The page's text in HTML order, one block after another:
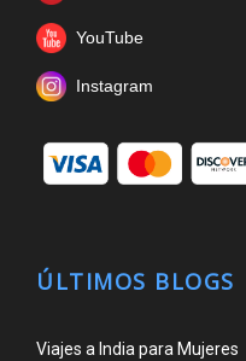
YouTube
Instagram
ÚLTIMOS BLOGS
Viajes a India para Mujeres